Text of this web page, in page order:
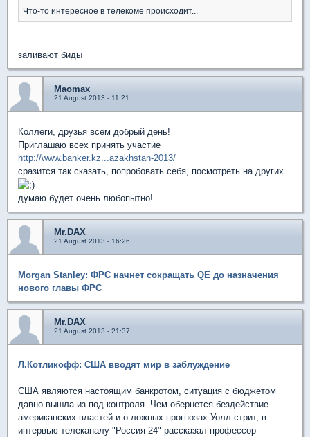
Что-то интересное в телекоме происходит...
заливают биды
Maomax
21 August 2013 - 11:21
Коллеги, друзья всем добрый день!
Приглашаю всех принять участие
http://www.banker.kz...azakhstan-2013/
сразится так сказать, попробовать себя, посмотреть на других
думаю будет очень любопытно!
Mr.DAX
21 August 2013 - 16:26
Morgan Stanley: ФРС начнет сокращать QE до назначения
нового главы ФРС
Mr.DAX
21 August 2013 - 21:37
Л.Котликофф: США вводят мир в заблуждение
США являются настоящим банкротом, ситуация с бюджетом
давно вышла из-под контроля. Чем обернется бездействие
американских властей и о ложных прогнозах Уолл-стрит, в
интервью телеканалу "Россия 24" рассказал профессор